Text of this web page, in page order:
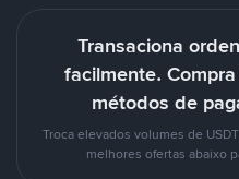
Transaciona
facilmente.
métodos de
Troca elevados volumes de
melhores ofertas abaixo